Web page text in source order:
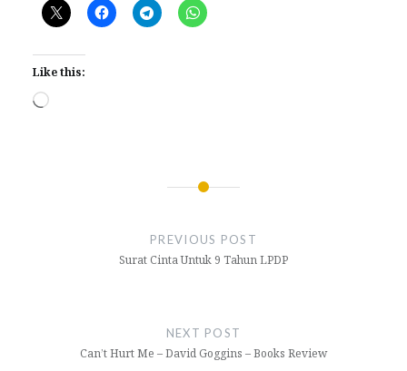
Like this:
Loading…
PREVIOUS POST
Surat Cinta Untuk 9 Tahun LPDP
NEXT POST
Can’t Hurt Me – David Goggins – Books Review